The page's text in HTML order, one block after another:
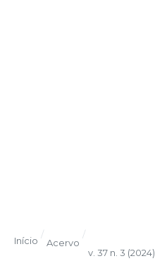
Início
/
Acervo
/
v. 37 n. 3 (2024)